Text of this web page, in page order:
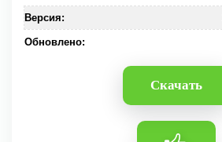
Версия:
Обновлено:
Скачать